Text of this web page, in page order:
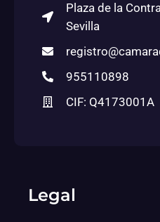
Plaza de la
Sevilla
955110898
CIF: Q4173001A
Legal